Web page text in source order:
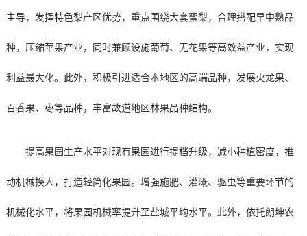
主导，发挥特色梨产区优势，重点围绕大套蜜梨，合理搭配早中熟品
种，压缩苹果产业，同时兼顾设施葡萄、无花果等高效益产业，实现
利益最大化。此外，积极引进适合本地区的高端品种，发展火龙果、
百香果、枣等品种，丰富故道地区林果品种结构。
提高果园生产水平对现有果园进行提档升级，减小种植密度，推
动机械换人，打造轻简化果园。增强施肥、灌溉、驱虫等重要环节的
机械化水平，将果园机械率提升至盐城平均水平。此外，依托朗坤农